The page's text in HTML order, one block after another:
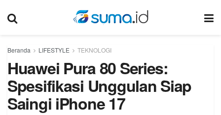
Beranda LIFESTYLE TEKNOLOGI
Huawei Pura 80 Series:
Spesifikasi Unggulan Siap
Saingi iPhone 17